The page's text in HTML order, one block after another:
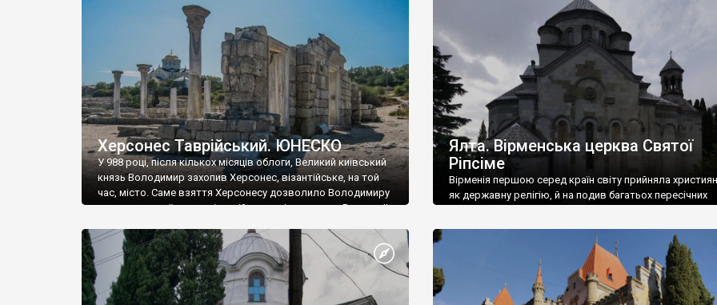
візантійської доби. Раритети викрадені з фондів об’єкту
культурної спадщини ЮНЕСКО «Херсонеса Таврійського».
Офіційно – на виставку «Золото Візантії», але експерти та
влада в Україні вважають це лише […]
називаються «повстяками» (postaki)…” “Вино. Крим
виробляє відмінне вино і його вдосталь: воно все
легке біле і дуже […]
Херсонес Таврійський. ЮНЕСКО
У 988 році, після кількох місяців облоги, Великий київський
князь Володимир захопив Херсонес, візантійське, на той
час, місто. Саме взяття Херсонесу дозволило Володимиру
диктувати свої умови візантійському імператору Василю ІІ,
Херсонесі Володимир-язичник, став Василем-
християнином. А потім було Хрещення Русі. На честь
Херсонесу Таврійського названо місто […]
Ялта. Вірменська церква Святої
Ріпсіме
Вірменія першою серед країн світу прийняла
як державну релігію, й на подив багатьох пересічних